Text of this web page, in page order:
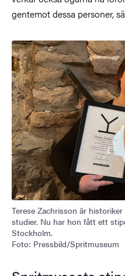
gentemot dessa personer,
Bild
Terese Zachrisson är
studier. Nu har hon fått ett
Stockholm.
Foto: Pressbild/Spritmuseum